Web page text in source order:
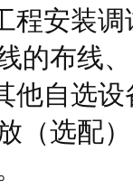
程安装
的布线
他自选
（选配